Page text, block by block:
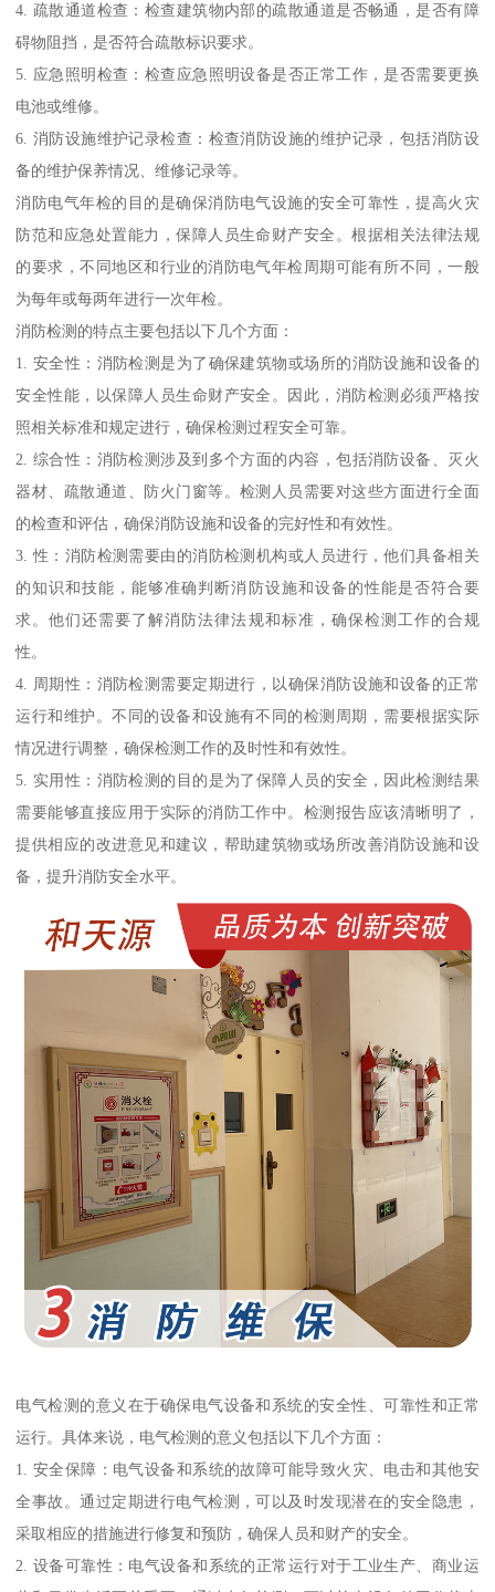
4. 疏散通道检查：检查建筑物内部的疏散通道是否畅通，是否有障
碍物阻挡，是否符合疏散标识要求。
5. 应急照明检查：检查应急照明设备是否正常工作，是否需要更换
电池或维修。
6. 消防设施维护记录检查：检查消防设施的维护记录，包括消防设
备的维护保养情况、维修记录等。
消防电气年检的目的是确保消防电气设施的安全可靠性，提高火灾
防范和应急处置能力，保障人员生命财产安全。根据相关法律法规
的要求，不同地区和行业的消防电气年检周期可能有所不同，一般
为每年或每两年进行一次年检。
消防检测的特点主要包括以下几个方面：
1. 安全性：消防检测是为了确保建筑物或场所的消防设施和设备的
安全性能，以保障人员生命财产安全。因此，消防检测必须严格按
照相关标准和规定进行，确保检测过程安全可靠。
2. 综合性：消防检测涉及到多个方面的内容，包括消防设备、灭火
器材、疏散通道、防火门窗等。检测人员需要对这些方面进行全面
的检查和评估，确保消防设施和设备的完好性和有效性。
3. 性：消防检测需要由的消防检测机构或人员进行，他们具备相关
的知识和技能，能够准确判断消防设施和设备的性能是否符合要
求。他们还需要了解消防法律法规和标准，确保检测工作的合规
性。
4. 周期性：消防检测需要定期进行，以确保消防设施和设备的正常
运行和维护。不同的设备和设施有不同的检测周期，需要根据实际
情况进行调整，确保检测工作的及时性和有效性。
5. 实用性：消防检测的目的是为了保障人员的安全，因此检测结果
需要能够直接应用于实际的消防工作中。检测报告应该清晰明了，
提供相应的改进意见和建议，帮助建筑物或场所改善消防设施和设
备，提升消防安全水平。
电气检测的意义在于确保电气设备和系统的安全性、可靠性和正常
运行。具体来说，电气检测的意义包括以下几个方面：
1. 安全保障：电气设备和系统的故障可能导致火灾、电击和其他安
全事故。通过定期进行电气检测，可以及时发现潜在的安全隐患，
采取相应的措施进行修复和预防，确保人员和财产的安全。
2. 设备可靠性：电气设备和系统的正常运行对于工业生产、商业运